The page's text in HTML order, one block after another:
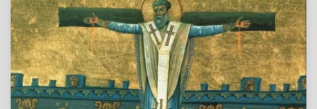
смысл в каждодневной работе, помня, что и
земные плоды, и небесное заступничество
даруются по вере, любви и усердию человека.